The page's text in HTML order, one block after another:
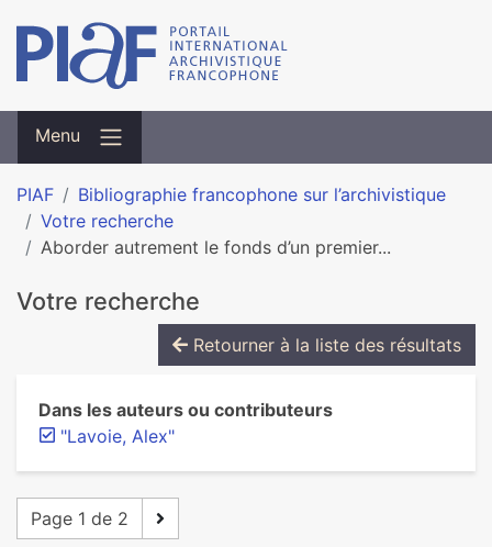
Menu
PIAF
Bibliographie francophone sur l’archivistique
Votre recherche
Aborder autrement le fonds d’un premier...
Votre recherche
Retourner à la liste des résultats
Dans les auteurs ou contributeurs
"Lavoie, Alex"
Page 1 de 2